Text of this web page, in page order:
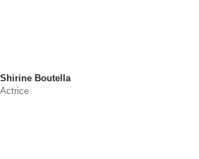
Shirine Boutella
Actrice